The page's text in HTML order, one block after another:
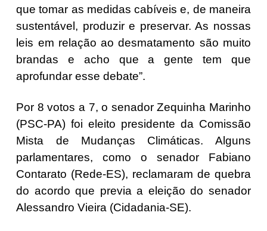
que tomar as medidas cabíveis e, de maneira
sustentável, produzir e preservar. As nossas
leis em relação ao desmatamento são muito
brandas e acho que a gente tem que
aprofundar esse debate”.
Por 8 votos a 7, o senador Zequinha Marinho
(PSC-PA) foi eleito presidente da Comissão
Mista de Mudanças Climáticas. Alguns
parlamentares, como o senador Fabiano
Contarato (Rede-ES), reclamaram de quebra
do acordo que previa a eleição do senador
Alessandro Vieira (Cidadania-SE).